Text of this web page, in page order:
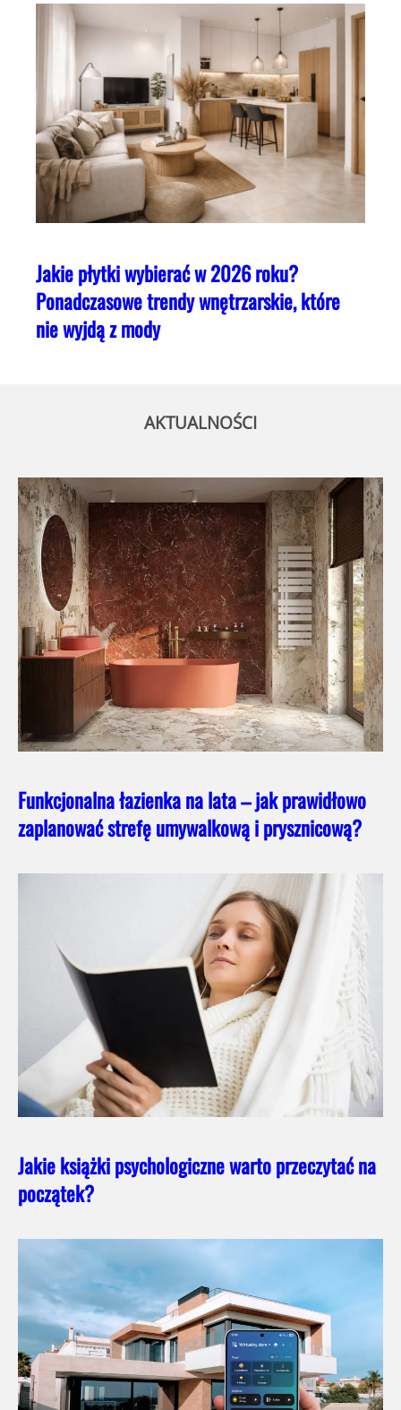
Jakie płytki wybierać w 2026 roku?
Ponadczasowe trendy wnętrzarskie, które
nie wyjdą z mody
AKTUALNOŚCI
Funkcjonalna łazienka na lata – jak prawidłowo
zaplanować strefę umywalkową i prysznicową?
Jakie książki psychologiczne warto przeczytać na
początek?